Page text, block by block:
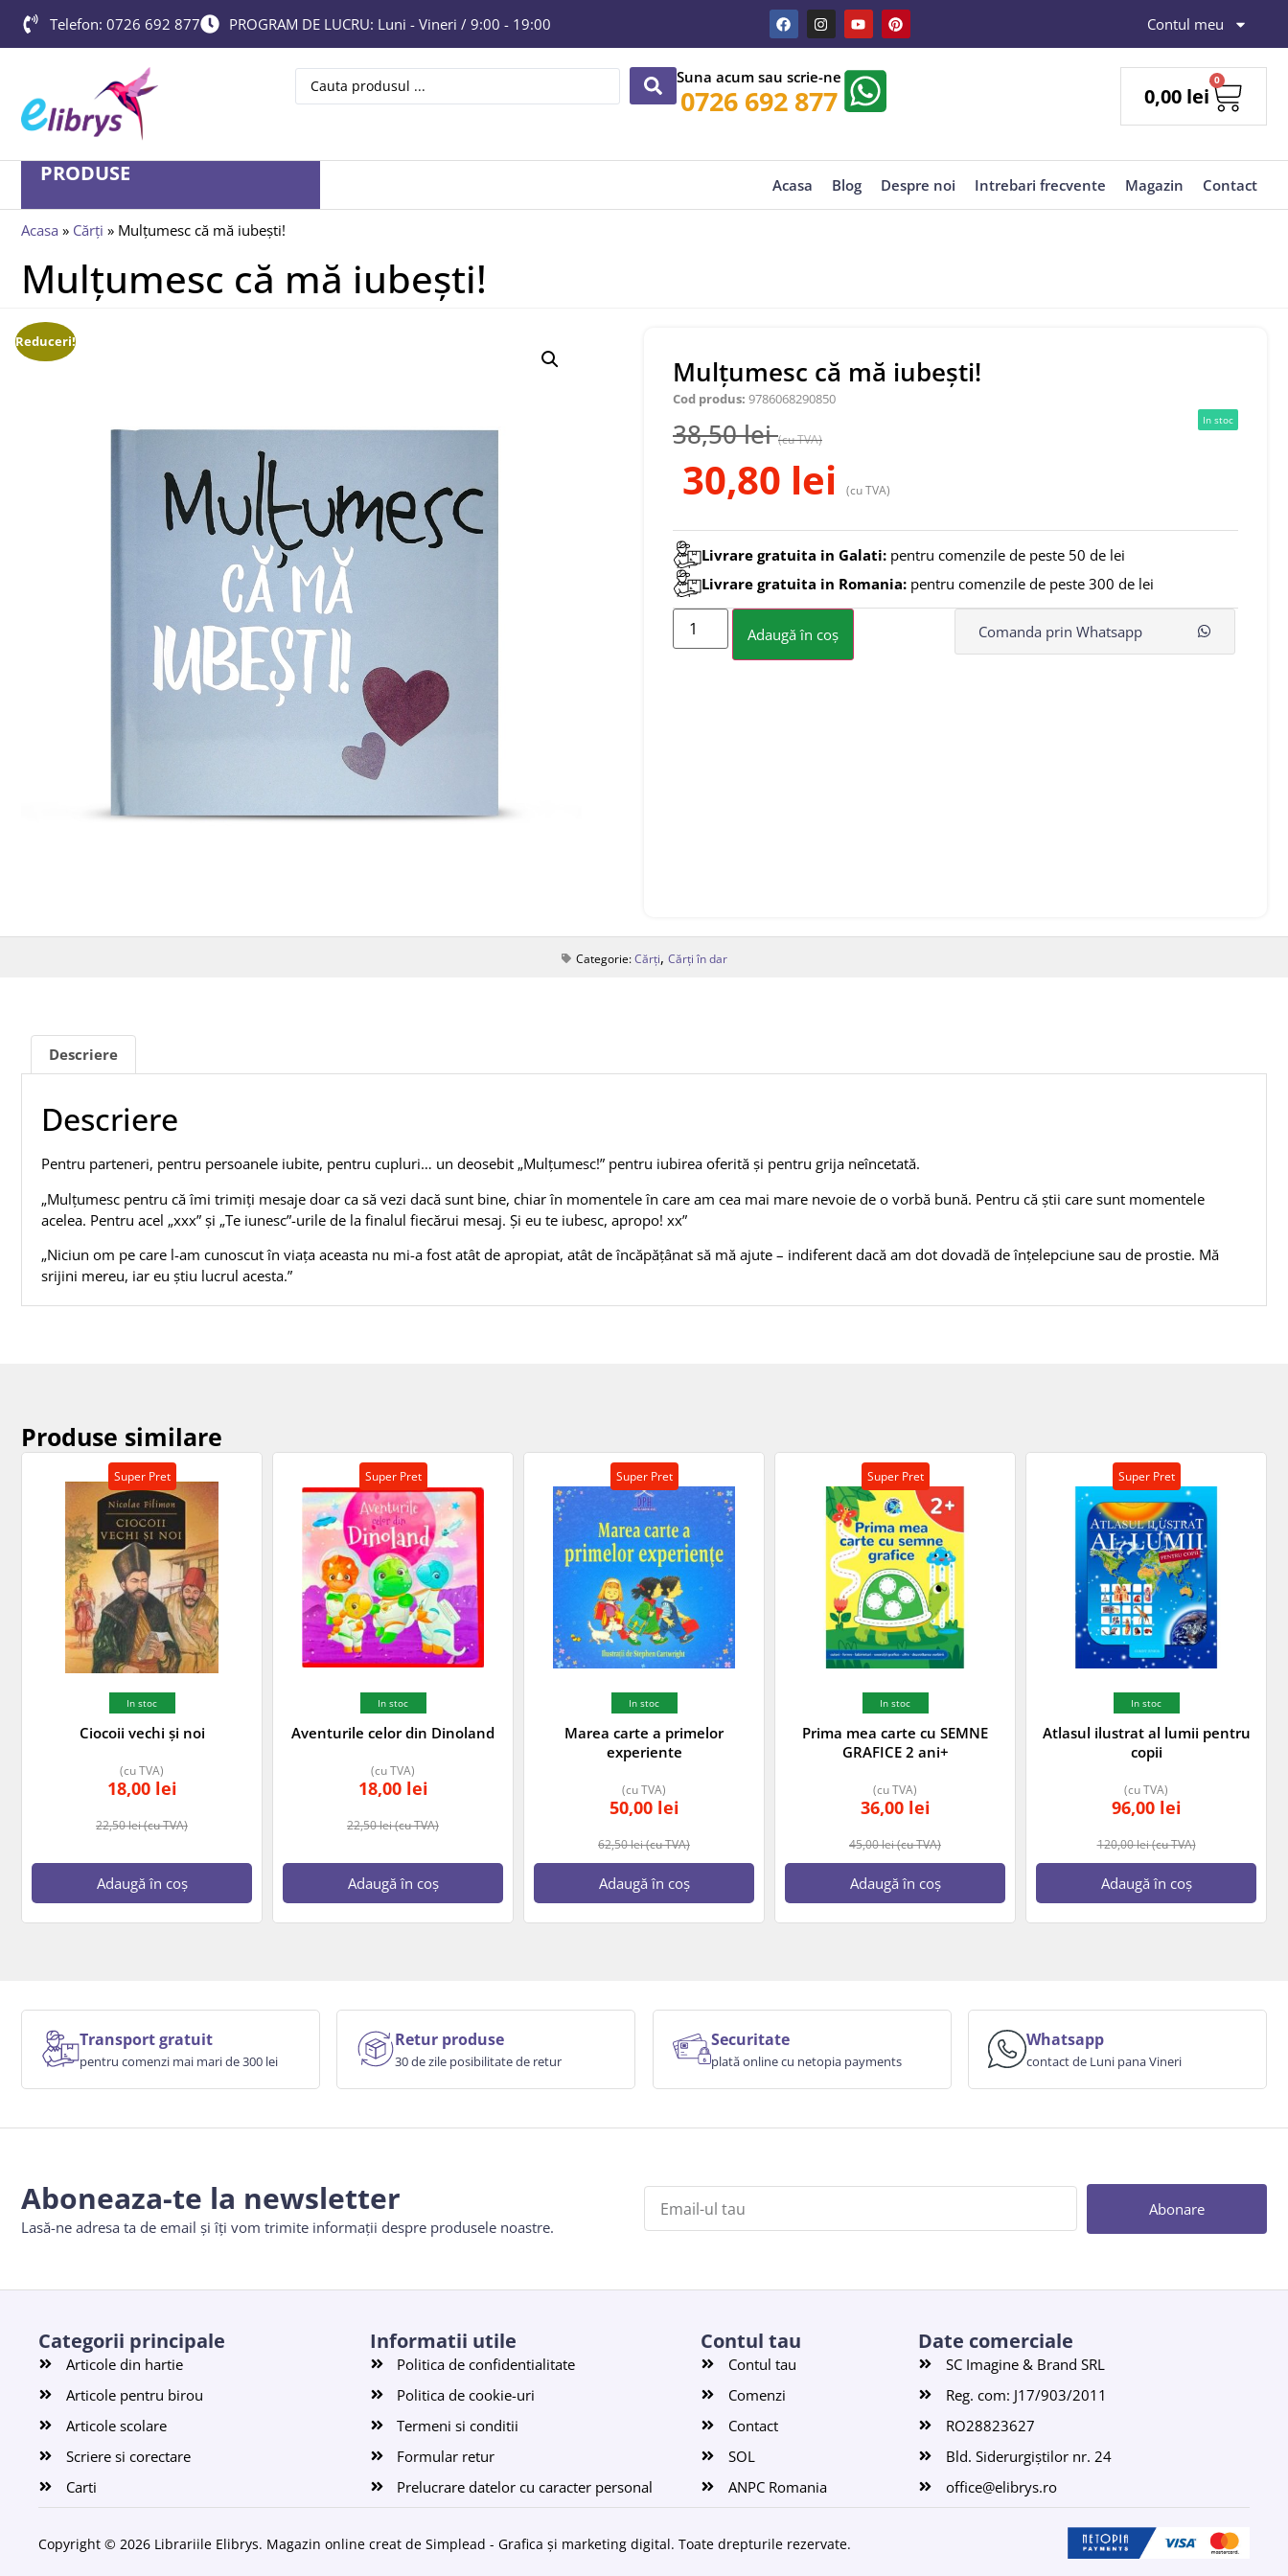
Telefon: 0726 692 877 PROGRAM DE LUCRU: Luni - Vineri / 9:00 - 19:00 Contul meu
Suna acum sau scrie-ne
0726 692 877 0,00 lei
0
PRODUSE Acasa Blog Despre noi Intrebari frecvente Magazin Contact
Acasa » Cărți » Mulţumesc că mă iubeşti!
Mulţumesc că mă iubeşti!
Reduceri!
Mulţumesc că mă iubeşti!
Cod produs: 9786068290850
38,50lei (cu TVA)
30,80 lei (cu TVA)
In stoc
Livrare gratuita in Galati: pentru comenzile de peste 50 de lei
Livrare gratuita in Romania: pentru comenzile de peste 300 de lei
Adaugă în coș Comanda prin Whatsapp
Categorie:Cărți, Cărți în dar
Descriere
Descriere
Pentru parteneri, pentru persoanele iubite, pentru cupluri… un deosebit „Mulţumesc!” pentru iubirea oferită şi pentru grija neîncetată.
„Mulțumesc pentru că îmi trimiți mesaje doar ca să vezi dacă sunt bine, chiar în momentele în care am cea mai mare nevoie de o vorbă bună. Pentru că știi care sunt momentele
acelea. Pentru acel „xxx” și „Te iunesc”-urile de la finalul fiecărui mesaj. Și eu te iubesc, apropo! xx”
„Niciun om pe care l-am cunoscut în viața aceasta nu mi-a fost atât de apropiat, atât de încăpățânat să mă ajute – indiferent dacă am dot dovadă de înțelepciune sau de prostie. Mă
srijini mereu, iar eu știu lucrul acesta.”
Produse similare
Super Pret
In stoc
Ciocoii vechi și noi
22,50lei(cu TVA)
18,00 lei
(cu TVA)
Adaugă în coș
Super Pret
In stoc
Aventurile celor din Dinoland
22,50lei(cu TVA)
18,00 lei
(cu TVA)
Adaugă în coș
Super Pret
In stoc
Marea carte a primelor
experiente
62,50lei(cu TVA)
50,00 lei
(cu TVA)
Adaugă în coș
Super Pret
In stoc
Prima mea carte cu SEMNE
GRAFICE 2 ani+
45,00lei(cu TVA)
36,00 lei
(cu TVA)
Adaugă în coș
Super Pret
In stoc
Atlasul ilustrat al lumii pentru
copii
120,00lei(cu TVA)
96,00 lei
(cu TVA)
Adaugă în coș
Transport gratuit
pentru comenzi mai mari de 300 lei
Retur produse
30 de zile posibilitate de retur
Securitate
plată online cu netopia payments
Whatsapp
contact de Luni pana Vineri
Aboneaza-te la newsletter
Lasă-ne adresa ta de email și îți vom trimite informații despre produsele noastre.
Abonare
Categorii principale
Articole din hartie
Articole pentru birou
Articole scolare
Scriere si corectare
Carti
Informatii utile
Politica de confidentialitate
Politica de cookie-uri
Termeni si conditii
Formular retur
Prelucrare datelor cu caracter personal
Contul tau
Contul tau
Comenzi
Contact
SOL
ANPC Romania
Date comerciale
SC Imagine & Brand SRL
Reg. com: J17/903/2011
RO28823627
Bld. Siderurgiștilor nr. 24
office@elibrys.ro
Copyright © 2026 Librariile Elibrys. Magazin online creat de Simplead - Grafica și marketing digital. Toate drepturile rezervate.